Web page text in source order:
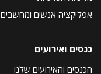
אפליקציה אנשים ומחשבים
כנסים ואירועים
הכנסים והאירועים שלנו